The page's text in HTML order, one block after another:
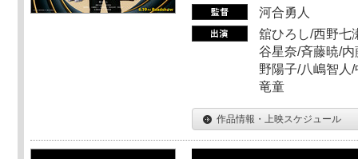
河合勇人
舘ひろし/西野七
谷星奈/斉藤暁/
野陽子/八嶋智人
竜童
作品情報・上映スケジュール